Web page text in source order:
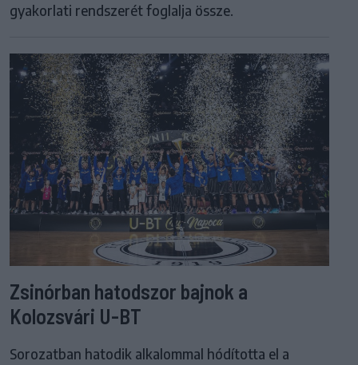
gyakorlati rendszerét foglalja össze.
Zsinórban hatodszor bajnok a
Kolozsvári U-BT
Sorozatban hatodik alkalommal hódította el a